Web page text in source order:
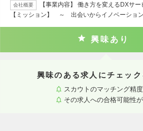
会社概要
【事業内容】 働き方を変えるDXサ
【ミッション】 ～ 出会いからイノベーショ
興味あり
興味のある求人にチェッ
スカウトのマッチング精
その求人への合格可能性